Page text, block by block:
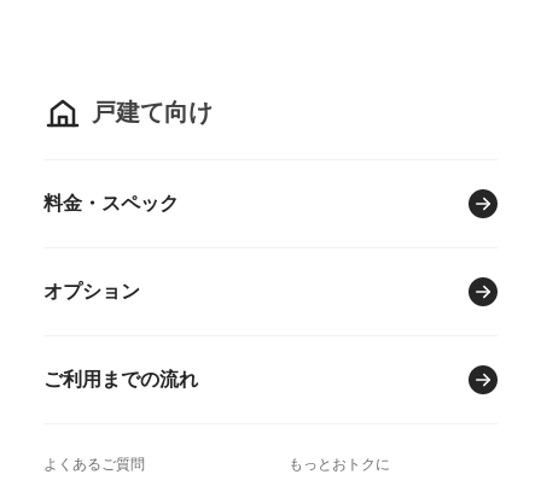
戸建て向け
料金・スペック
オプション
ご利用までの流れ
よくあるご質問 もっとおトクに